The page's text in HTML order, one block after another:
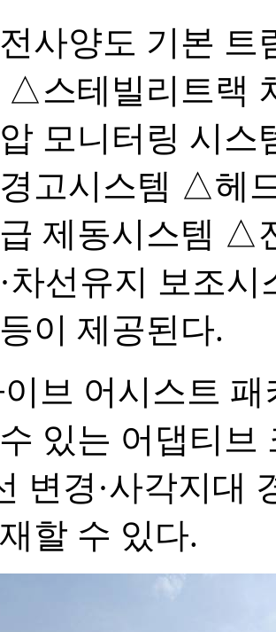
사양도 기본 트
△스테빌리트랙
모니터링 시
고시스템 △헤
제동시스템 △
차선유지 보조
이 제공된다.
브 어시스트
있는 어댑티
변경·사각지대
할 수 있다.